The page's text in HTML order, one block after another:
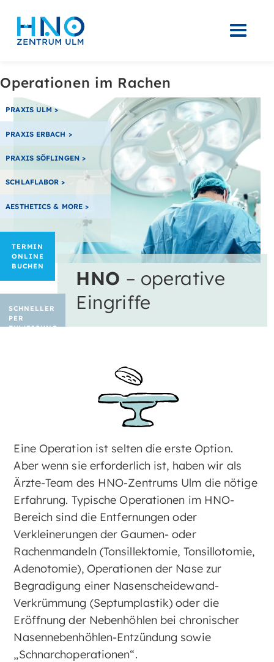
Operationen im Rachen
PRAXIS ULM >
PRAXIS ERBACH >
PRAXIS SÖFLINGEN >
SCHLAFLABOR >
AESTHETICS & MORE >
TERMIN
ONLINE
BUCHEN
SCHNELLER
PER
ZUWEISUNG
HNO – operative
Eingriffe
Eine Operation ist selten die erste Option.
Aber wenn sie erforderlich ist, haben wir als
Ärzte-Team des HNO-Zentrums Ulm die nötige
Erfahrung. Typische Operationen im HNO-
Bereich sind die Entfernungen oder
Verkleinerungen der Gaumen- oder
Rachenmandeln (Tonsillektomie, Tonsillotomie,
Adenotomie), Operationen der Nase zur
Begradigung einer Nasenscheidewand-
Verkrümmung (Septumplastik) oder die
Eröffnung der Nebenhöhlen bei chronischer
Nasennebenhöhlen-Entzündung sowie
„Schnarchoperationen“.